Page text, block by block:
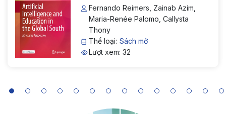
South
Fernando Reimers, Zainab Azim,
Maria-Renée Palomo, Callysta
Thony
Thể loại: Sách mở
Lượt xem: 32